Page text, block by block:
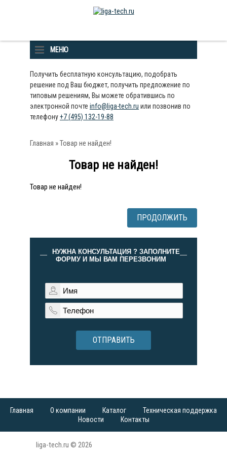
МЕНЮ
Получить бесплатную консультацию, подобрать
решение под Ваш бюджет, получить предложение по
типовым решениям, Вы можете обратившись по
электронной почте info@liga-tech.ru или позвонив по
телефону+7 (495) 132-19-88
Главная » Товар не найден!
Товар не найден!
Товар не найден!
ПРОДОЛЖИТЬ
НУЖНА КОНСУЛЬТАЦИЯ ? ЗАПОЛНИТЕ
ФОРМУ И МЫ ВАМ ПЕРЕЗВОНИМ
ОТПРАВИТЬ
Главная О компании Каталог
Техническая поддержка
Новости
Контакты
liga-tech.ru © 2026